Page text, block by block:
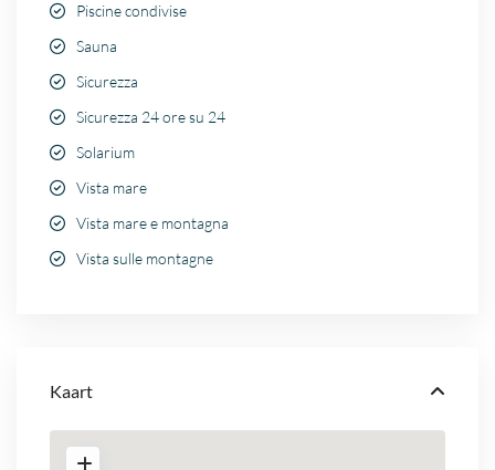
Piscine condivise
Sauna
Sicurezza
Sicurezza 24 ore su 24
Solarium
Vista mare
Vista mare e montagna
Vista sulle montagne
Kaart